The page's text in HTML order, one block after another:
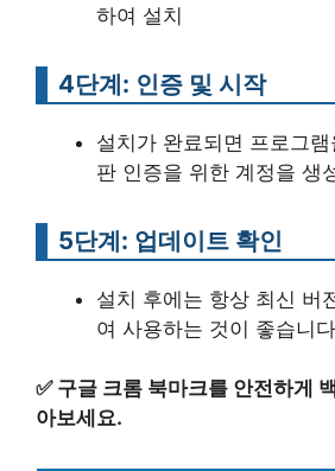
하여 설치
4단계: 인증 및 시작
설치가 완료되면 프로그
판 인증을 위한 계정을 생
5단계: 업데이트 확인
설치 후에는 항상 최신 버
여 사용하는 것이 좋습니
✅ 구글 크롬 북마크를 안전하게
아보세요.